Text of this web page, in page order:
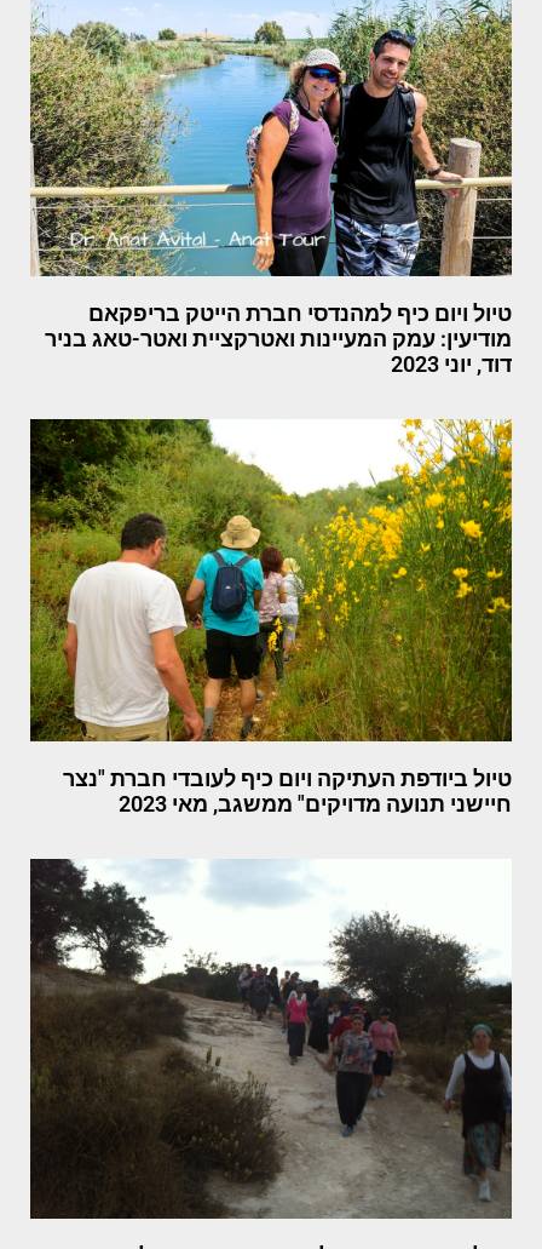
טיול ויום כיף למהנדסי חברת הייטק בריפקאם
מודיעין: עמק המעיינות ואטרקציית ואטר-טאג בניר
דוד, יוני 2023
טיול ביודפת העתיקה ויום כיף לעובדי חברת "נצר
חיישני תנועה מדויקים" ממשגב, מאי 2023